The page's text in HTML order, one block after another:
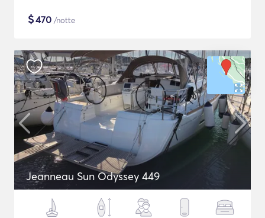
$470 /notte
Jeanneau Sun Odyssey 449